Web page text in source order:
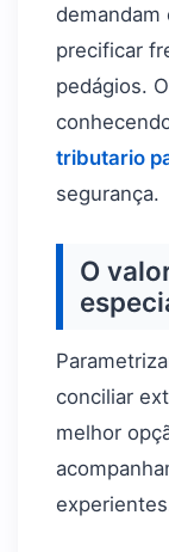
demandam
precificar
pedágios.
tributario
segurança.
O
conciliar
melhor